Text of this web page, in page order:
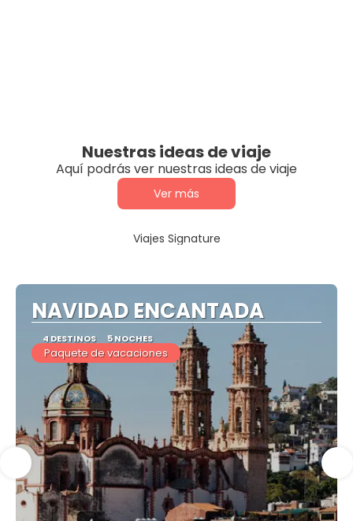
Nuestras ideas de viaje
Aquí podrás ver nuestras ideas de viaje
Ver más
Viajes Signature
NAVIDAD ENCANTADA
4 DESTINOS 5 NOCHES
Paquete de vacaciones